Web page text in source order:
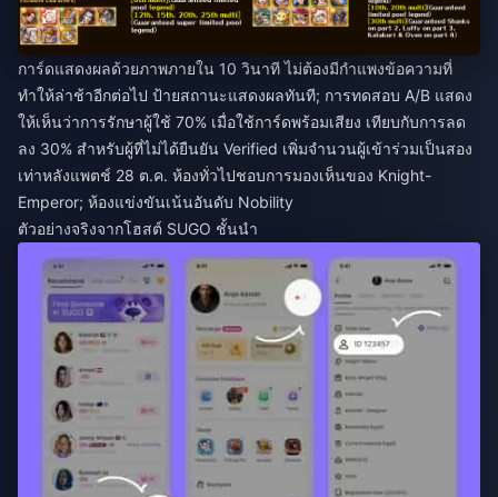
การ์ดแสดงผลด้วยภาพภายใน 10 วินาที ไม่ต้องมีกำแพงข้อความที่
ทำให้ล่าช้าอีกต่อไป ป้ายสถานะแสดงผลทันที; การทดสอบ A/B แสดง
ให้เห็นว่าการรักษาผู้ใช้ 70% เมื่อใช้การ์ดพร้อมเสียง เทียบกับการลด
ลง 30% สำหรับผู้ที่ไม่ได้ยืนยัน Verified เพิ่มจำนวนผู้เข้าร่วมเป็นสอง
เท่าหลังแพตช์ 28 ต.ค. ห้องทั่วไปชอบการมองเห็นของ Knight-
Emperor; ห้องแข่งขันเน้นอันดับ Nobility
ตัวอย่างจริงจากโฮสต์ SUGO ชั้นนำ